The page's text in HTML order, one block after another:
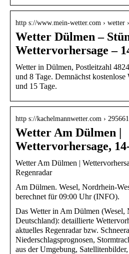
http s://www.mein-wetter.com › wetter
Wetter Dülmen –
Wettervorhersage –
Wetter in Dülmen, Postleitzahl
und 8 Tage. Demnächst
und 15 Tage.
http s://kachelmannwetter.com ›
Wetter Am Dülmen |
Wettervorhersage,
Wetter Am Dülmen |
Regenradar
Am Dülmen. Wesel, Nordrhein-
berechnet für 09:00 Uhr (INFO).
Das Wetter in Am Dülmen (Wesel,
Deutschland): detaillierte
aktuelles Regenradar bzw.
Niederschlagsprognosen,
aus der Umgebung,